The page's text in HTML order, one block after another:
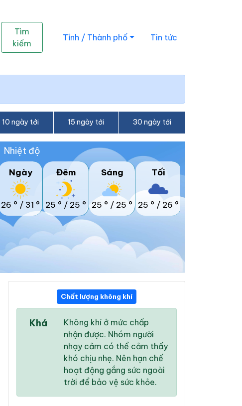
Tìm
kiếm
Tỉnh / Thành phố Tin tức
10 ngày tới 15 ngày tới 30 ngày tới
Nhiệt độ
Ngày
26 ° / 31 °
Đêm
25 ° / 25 °
Sáng
25 ° / 25 °
Tối
25 ° / 26 °
25 °/ 29 °
25 ° /
Chất lượng không khí
Khá
Không khí ở mức chấp
nhận được. Nhóm người
nhạy cảm có thể cảm thấy
khó chịu nhẹ. Nên hạn chế
hoạt động gắng sức ngoài
trời để bảo vệ sức khỏe.